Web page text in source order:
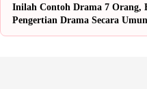
Inilah Contoh Drama 7 Orang,
Pengertian Drama Secara